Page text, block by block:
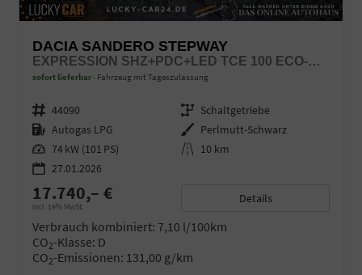
DACIA SANDERO STEPWAY
EXPRESSION SHZ+PDC+LED TCE 100 ECO-G LPG
sofort lieferbar Fahrzeug mit Tageszulassung
Fahrzeugnr. 44090 Getriebe Schaltgetriebe
Kraftstoff Autogas LPG Außenfarbe Perlmutt-Schwarz
Leistung 74 kW (101 PS) Kilometerstand 10 km
27.01.2026
17.740,– €
incl. 19% MwSt.
Details
Verbrauch kombiniert: 7,10 l/100km
CO2-Klasse: D
CO2-Emissionen: 131,00 g/km